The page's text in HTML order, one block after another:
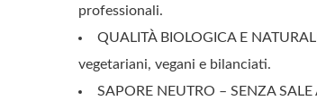
professionali.
QUALITÀ BIOLOGICA E
vegetariani, vegani e bilanciati.
SAPORE NEUTRO – SENZA